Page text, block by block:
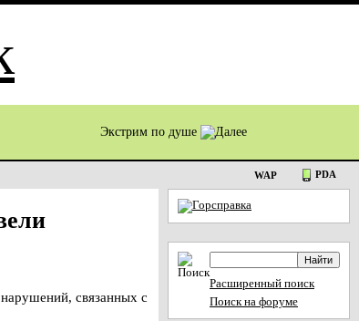
Экстрим по душе
WAP PDA
связанных с
Расширенный поиск
Поиск на форуме